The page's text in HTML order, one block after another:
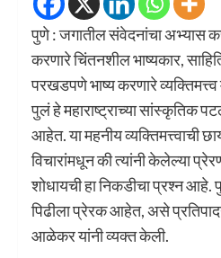
पुणे : जगातील संवेदनांचा अभ्यास
करणारे चिंतनशील भाष्यकार,
परखडपणे भाष्य करणारे
पुलं हे महाराष्ट्राच्या सांस्कृतिक
आहेत. या महनीय व्यक्तिमत्त्वाची
विचारांमधून की त्यांनी केलेल्या
शोधायची हा निकडीचा प्रश्न आहे.
पिढीला प्रेरक आहेत, असे
आळेकर यांनी व्यक्त केली.